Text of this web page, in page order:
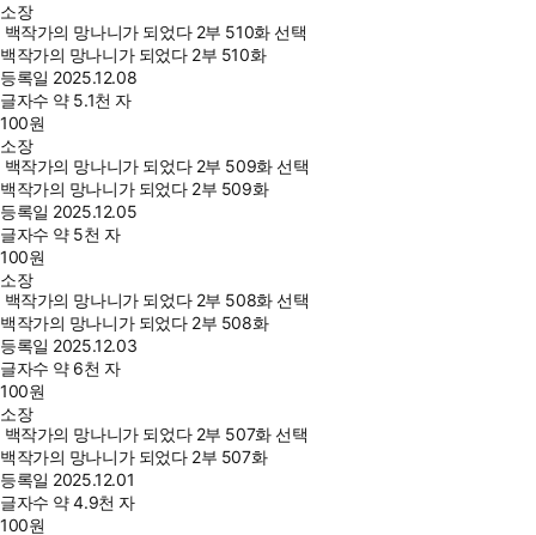
소장
백작가의 망나니가 되었다 2부 510화 선택
백작가의 망나니가 되었다 2부 510화
등록일 2025.12.08
글자수 약 5.1천 자
100원
소장
백작가의 망나니가 되었다 2부 509화 선택
백작가의 망나니가 되었다 2부 509화
등록일 2025.12.05
글자수 약 5천 자
100원
소장
백작가의 망나니가 되었다 2부 508화 선택
백작가의 망나니가 되었다 2부 508화
등록일 2025.12.03
글자수 약 6천 자
100원
소장
백작가의 망나니가 되었다 2부 507화 선택
백작가의 망나니가 되었다 2부 507화
등록일 2025.12.01
글자수 약 4.9천 자
100원